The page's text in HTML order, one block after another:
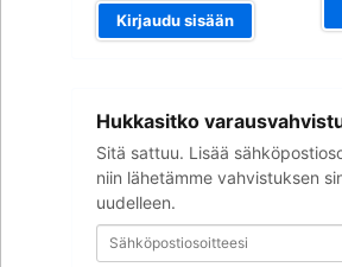
Kirjaudu sisään
Hukkasitko
Sitä sattuu. Lisää
niin lähetämme vahvistuksen
uudelleen.